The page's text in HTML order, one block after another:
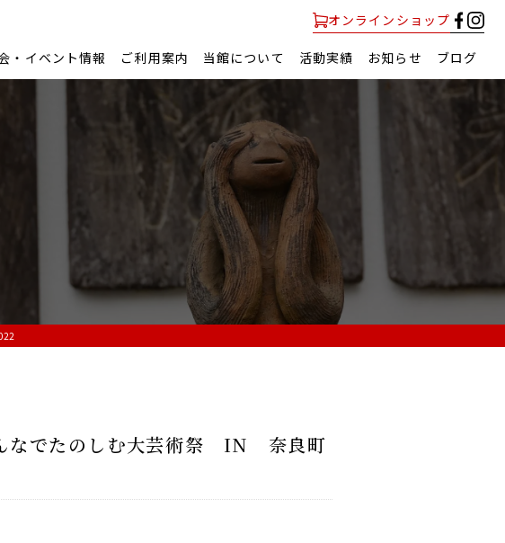
オンラインショップ
・イベント情報 ご利用案内 当館について 活動実績 お知らせ ブログ
んなでたのしむ大芸術祭 IN 奈良町